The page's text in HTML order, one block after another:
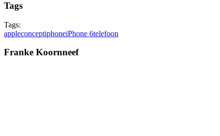
Tags
Tags:
appleconceptiphoneiPhone 6telefoon
Franke Koornneef